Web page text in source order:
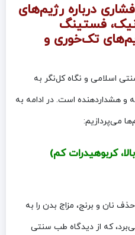
درباره رژیم‌های
فستینگ
تک‌خوری و
اسلامی و نگاه کل‌نگر به
و هشداردهنده است. در ادامه به
می‌پردازیم:
کربوهیدرات کم)
نان و برنج، مزاج بدن را به
که از دیدگاه طب سنتی